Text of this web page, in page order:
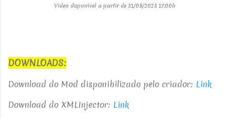
Vídeo disponível a partir de 31/08/2023 17:00h
DOWNLOADS:
Download do Mod disponibilizado pelo criador: Link
Download do XMLInjector: Link